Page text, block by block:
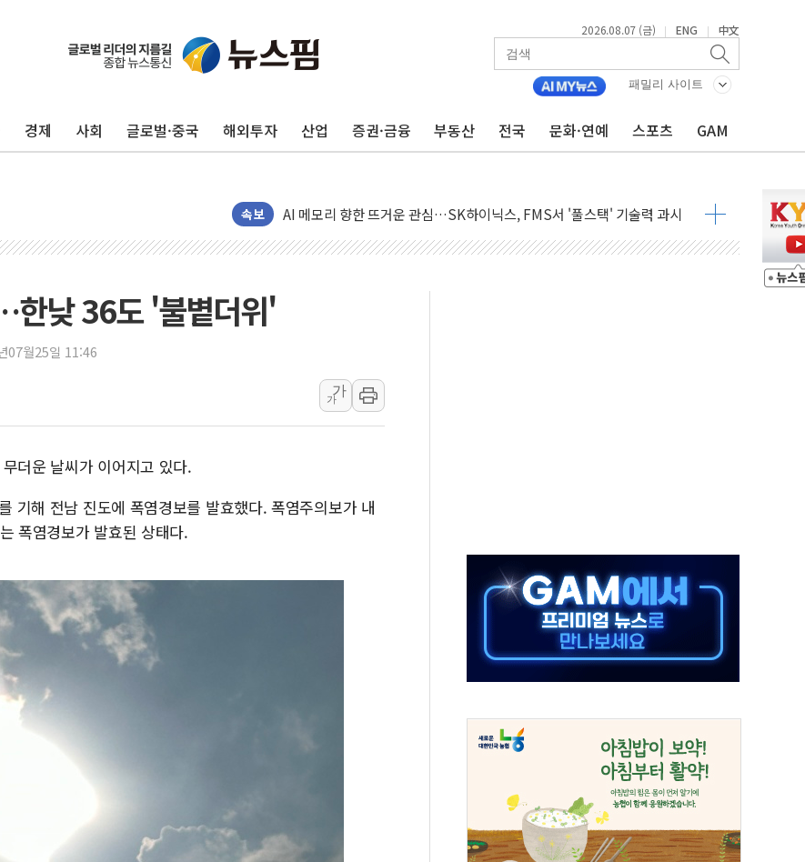
2026.08.07 (금) | ENG | 中文
패밀리 사이트
경제 사회 글로벌·중국 해외투자 산업 증권·금융 부동산 전국 문화·연예 스포츠 GAM
속보
李대통령, 진급 장성들에게 "내란으로 훼손된 군 신뢰 회복해야"
우리자산운용, MMF 순자산 30조 돌파…증시 급락에 업계 1위
AI 메모리 향한 뜨거운 관심…SK하이닉스, FMS서 '풀스택' 기술력 과시
건설 불황 속 내실 다진 한샘…B2B 확장으로 성장동력 확보
현대지에프홀딩스, 자사주 1000억 연내 소각…2분기 영업익 853억
인도, 바이오가스 생산에 3.5조원 투입키로...'에너지 자립' 일환
서울시, 정비사업으로 주택 36% 늘었다...공급부족 전 시장 규제 탓 커
[AI 카드뉴스] 기후변화가 바꾼 대한민국 여름
전남광주 구례 산불 32분 만에 주불 진화...인명피해 없어
[시승기] 공간·승차감 잡은 볼보 EX90…'올 터치'는 호불호
한낮 36도 '불볕더위'
07월25일 11:46
가
가
더운 날씨가 이어지고 있다.
기해 전남 진도에 폭염경보를 발효했다. 폭염주의보가 내
폭염경보가 발효된 상태다.